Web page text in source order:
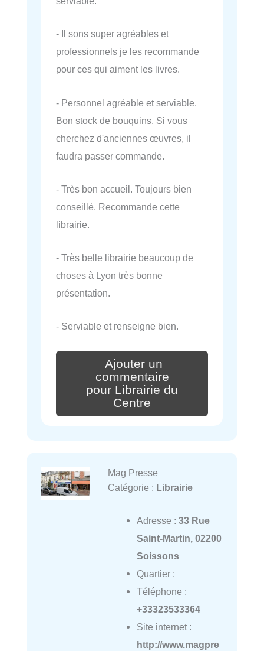
- Il sons super agréables et
professionnels je les recommande
pour ces qui aiment les livres.
- Personnel agréable et serviable.
Bon stock de bouquins. Si vous
cherchez d'anciennes œuvres, il
faudra passer commande.
- Très bon accueil. Toujours bien
conseillé. Recommande cette
librairie.
- Très belle librairie beaucoup de
choses à Lyon très bonne
présentation.
- Serviable et renseigne bien.
Ajouter un
commentaire
pour Librairie du
Centre
Mag Presse
Catégorie : Librairie
Adresse : 33 Rue
Saint-Martin, 02200
Soissons
Quartier :
Téléphone :
+33323533364
Site internet :
http://www.magpre